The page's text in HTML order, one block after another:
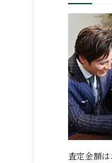
査定金額